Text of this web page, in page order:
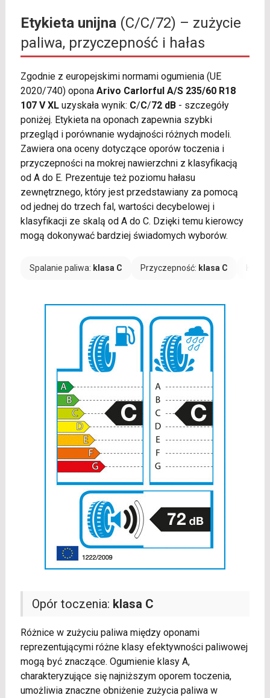
Etykieta unijna(C/C/72) – zużycie
paliwa, przyczepność i hałas
Zgodnie z europejskimi normami ogumienia (UE
2020/740) opona Arivo Carlorful A/S 235/60 R18
107 V XLuzyskała wynik: C/C/72 dB- szczegóły
poniżej. Etykieta na oponach zapewnia szybki
przegląd i porównanie wydajności różnych modeli.
Zawiera ona oceny dotyczące oporów toczenia i
przyczepności na mokrej nawierzchni z klasyfikacją
od A do E. Prezentuje też poziomu hałasu
zewnętrznego, który jest przedstawiany za pomocą
od jednej do trzech fal, wartości decybelowej i
klasyfikacji ze skalą od A do C. Dzięki temu kierowcy
mogą dokonywać bardziej świadomych wyborów.
Spalanie paliwa: klasa C Przyczepność: klasa C
Opór toczenia: klasa C
Różnice w zużyciu paliwa między oponami
reprezentującymi różne klasy efektywności paliwowej
mogą być znaczące. Ogumienie klasy A,
charakteryzujące się najniższym oporem toczenia,
umożliwia znaczne obniżenie zużycia paliwa w